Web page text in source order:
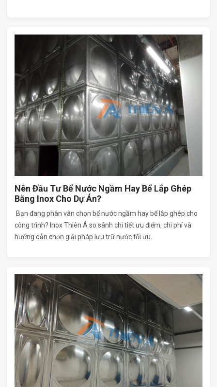
Nên Đầu Tư Bể Nước Ngầm Hay Bể Lắp Ghép
Bằng Inox Cho Dự Án?
Bạn đang phân vân chọn bể nước ngầm hay bể lắp ghép cho
công trình? Inox Thiên Á so sánh chi tiết ưu điểm, chi phí và
hướng dẫn chọn giải pháp lưu trữ nước tối ưu.